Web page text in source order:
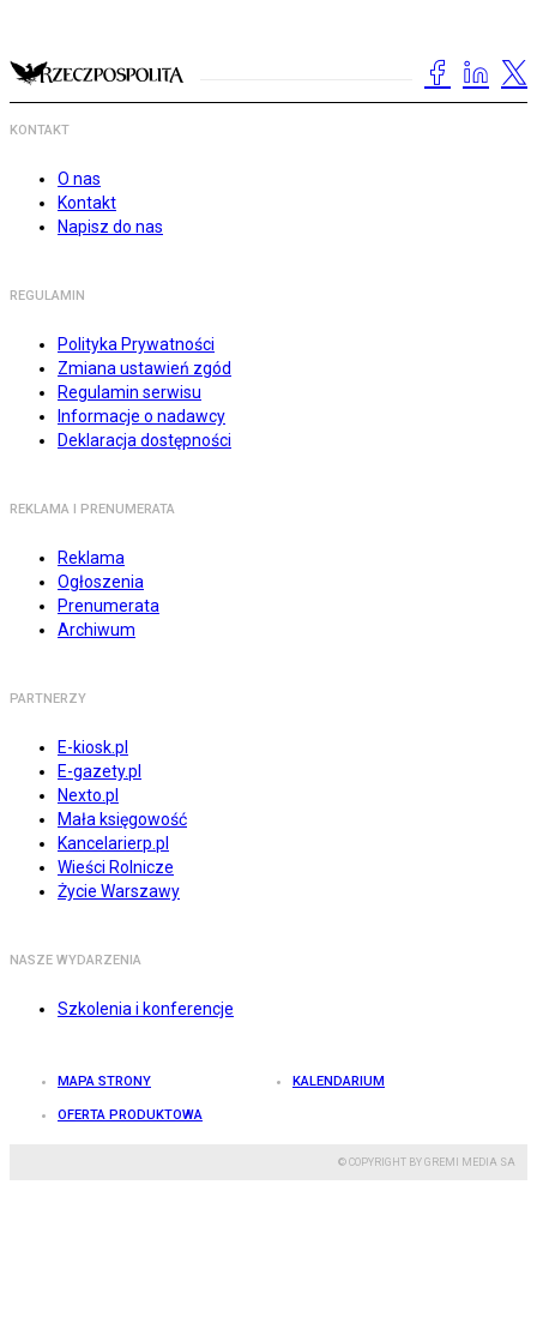
KONTAKT
O nas
Kontakt
Napisz do nas
REGULAMIN
Polityka Prywatności
Zmiana ustawień zgód
Regulamin serwisu
Informacje o nadawcy
Deklaracja dostępności
REKLAMA I PRENUMERATA
Reklama
Ogłoszenia
Prenumerata
Archiwum
PARTNERZY
E-kiosk.pl
E-gazety.pl
Nexto.pl
Mała księgowość
Kancelarierp.pl
Wieści Rolnicze
Życie Warszawy
NASZE WYDARZENIA
Szkolenia i konferencje
MAPA STRONY KALENDARIUM
OFERTA PRODUKTOWA
© COPYRIGHT BY GREMI MEDIA SA